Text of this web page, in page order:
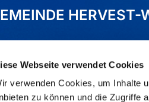
Webseite verwendet Cookies
verwenden Cookies, um Inhalte
zu können und die Zugriffe
HERVEST-